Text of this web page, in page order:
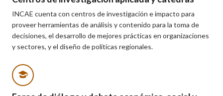
INCAE cuenta con centros de investigación e impacto para
proveer herramientas de análisis y contenido para la toma de
decisiones, el desarrollo de mejores prácticas en organizaciones
y sectores, y el diseño de políticas regionales.